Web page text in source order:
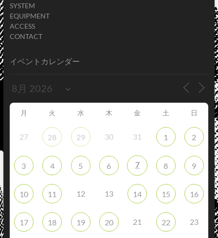
SYSTEM
EQUIPMENT
ACCESS
CONTACT
イベントカレンダー
月 火 水 木 金 土 日
27 28 29 30 31 1 2
3 4 5 6 7 8 9
10 11 12 13 14 15 16
17 18 19 20 21 22 23